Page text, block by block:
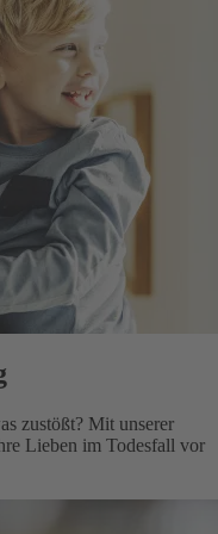
zustößt? Mit unserer
Lieben im Todesfall vor